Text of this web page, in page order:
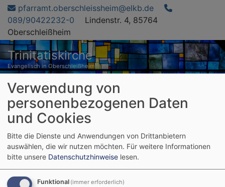
Direkt
zum
Inhalt
pfarramt.oberschleissheim@elkb.de
089/90422232-0
Lindenstr. 4, 85764
Oberschleißheim
Trinitatiskirche
Evangelisch in Oberschleißheim
Hauptnavigation
Startseite Gemeindebrief online
Gemeindebrief online
Verwendung von
personenbezogenen Daten
und Cookies
Bitte die Dienste und Anwendungen von Drittanbietern
auswählen, die wir nutzen möchten. Für weitere Informationen
bitte unsere Datenschutzhinweise lesen.
Funktional (immer erforderlich)